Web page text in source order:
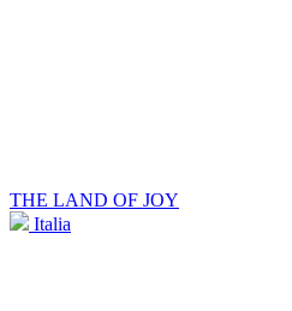
THE LAND OF JOY
Italia